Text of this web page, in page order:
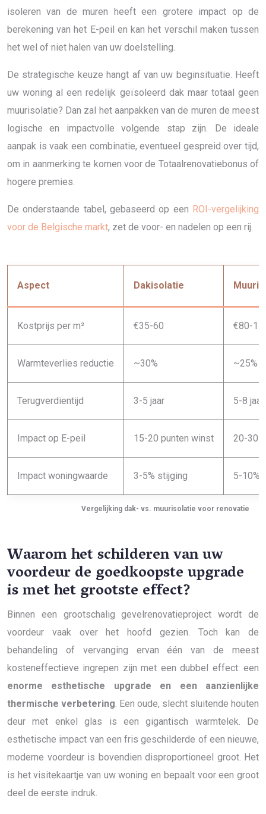
isoleren van de muren heeft een grotere impact op de
berekening van het E-peil en kan het verschil maken tussen
het wel of niet halen van uw doelstelling.
De strategische keuze hangt af van uw beginsituatie. Heeft
uw woning al een redelijk geïsoleerd dak maar totaal geen
muurisolatie? Dan zal het aanpakken van de muren de meest
logische en impactvolle volgende stap zijn. De ideale
aanpak is vaak een combinatie, eventueel gespreid over tijd,
om in aanmerking te komen voor de Totaalrenovatiebonus of
hogere premies.
De onderstaande tabel, gebaseerd op een ROI-vergelijking
voor de Belgische markt, zet de voor- en nadelen op een rij.
Vergelijking dak- vs. muurisolatie voor renovatie
Aspect Dakisolatie
Kostprijs per m² €35-60 €80-
Warmteverlies reductie ~30% ~25%
Terugverdientijd 3-5 jaar 5-8 jaar
Impact op E-peil 15-20 punten winst 20-30
Impact woningwaarde 3-5% stijging 5-10%
Waarom het schilderen van uw
voordeur de goedkoopste upgrade
is met het grootste effect?
Binnen een grootschalig gevelrenovatieproject wordt de
voordeur vaak over het hoofd gezien. Toch kan de
behandeling of vervanging ervan één van de meest
kosteneffectieve ingrepen zijn met een dubbel effect: een
enorme esthetische upgrade en een aanzienlijke
thermische verbetering . Een oude, slecht sluitende houten
deur met enkel glas is een gigantisch warmtelek. De
esthetische impact van een fris geschilderde of een nieuwe,
moderne voordeur is bovendien disproportioneel groot. Het
is het visitekaartje van uw woning en bepaalt voor een groot
deel de eerste indruk.